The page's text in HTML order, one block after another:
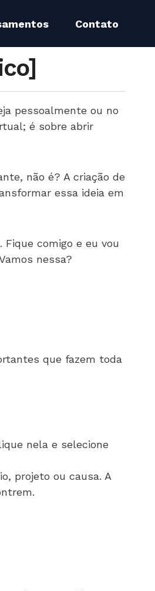
Contato
pessoalmente ou no
é sobre abrir
não é? A criação de
essa ideia em
comigo e eu vou
nessa?
que fazem toda
nela e selecione
projeto ou causa. A